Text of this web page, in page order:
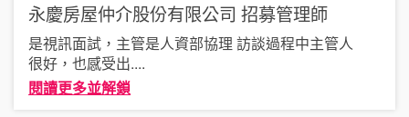
永慶房屋仲介股份有限公司 招募管理師
是視訊面試，主管是人資部協理 訪談過程中主管人
很好，也感受出....
閱讀更多並解鎖